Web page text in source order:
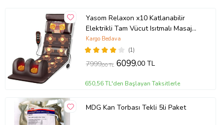
Yasom Relaxon x10 Katlanabilir
Elektrikli Tam Vücut Isıtmalı Masaj
Yatağı
(1)
Kargo Bedava
7999,00 TL 6099,00 TL
650,56 TL'den Başlayan Taksitlerle
MDG Kan Torbası Tekli 5li Paket